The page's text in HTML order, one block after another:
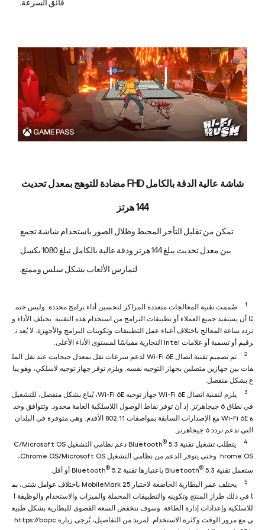
فائق السرعة.
شاشة عالية الدقة بالكامل FHD مضادة للتوهج بمعدل تحديث
144 هرتز
تمكن من تقليل التأخر المحبط وظلال الصور باستخدام شاشة تجمع
بين معدل تحديث يبلغ 144 هرتز ودقة عالية بالكامل تبلغ 1080 بكسل
لتمارس الألعاب بشكل سلس وممتع.
1
صُممت تقنية المعالجات متعددة المراكز لتحسين أداء برامج محددة. وليس حتم
يًا أن يستفيد جميع العملاء أو تطبيقات البرامج من استخدام هذه التقنية. يختلف الأداء و
تردد ساعة المعالج باختلاف أعباء عمل التطبيقات وتكوينات البرامج والأجهزة. لا يُعد ت
رقيم أو تسمية أو علامات Intel‏ التجارية مقياسًا لمستوى الأداء الأعلى.
2
تم تصميم تقنية اتصال Wi-Fi 6E لدعم سرعات نقل بمعدل جيجابت عند نقل المل
فات بين جهازين متصلين بجهاز التوجيه نفسه. ويلزم توفر جهاز توجيه لاسلكي، وهو يبا
ع بشكل منفصل.
3
يلزم لتقنية اتصال Wi-Fi 6E جهاز توجيه Wi-Fi 6E، يُباع بشكل منفصل، للتشغيل
في نطاق 6 جيجاهرتز. إذ أن توفر نقاط الوصول اللاسلكية العامة محدود. وتتوافق وحد
ة Wi-Fi 6E مع الإصدارات السابقة بمواصفات 802.11 الأقدم. وهي متوفرة في البلدان
التي تدعم تردد 6 جيجاهرتز.
4 يتطلب تشغيل تقنية Bluetooth ®
5.3 دعم نظامي التشغيل Microsoft OS‏/C
hrome OS. وحتى يتوفر الدعم من نظامي التشغيل Microsoft OS‏/Chrome OS،
ستعمل تقنية Bluetooth
® 5.3 باعتبارها تقنية Bluetooth ® 5.2 أو أقل.
5
يختلف عمر البطارية الخاضعة لاختبار MobileMark 25‎‏ باختلاف عوامل شتى، بم
ا في ذلك طراز المنتج وتكوينه والتطبيقات المحملة والميزات والاستخدام والوظيفة ا
للاسلكية وإعدادات إدارة الطاقة. وسوف تنخفض السعة القصوى للبطارية بشكل طبيع
ي مع مرور الوقت وكثرة الاستخدام. لمزيد من التفاصيل، يُرجى زيارة https://bapc